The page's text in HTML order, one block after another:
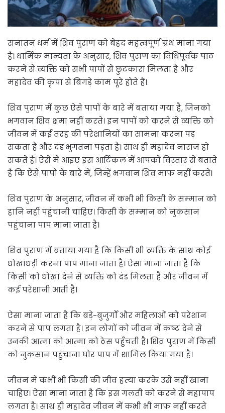
सनातन धर्म में शिव पुराण को बेहद महत्वपूर्ण ग्रंथ माना गया
है। धार्मिक मान्यता के अनुसार, शिव पुराण का विधिपूर्वक पाठ
करने से व्यक्ति को सभी पापों से छुटकारा मिलता है और
महादेव की कृपा से बिगड़े काम पूरे होते हैं।
शिव पुराण में कुछ ऐसे पापों के बारे में बताया गया है, जिनको
भगवान शिव क्षमा नहीं करते। इन पापों को करने से व्यक्ति को
जीवन में कई तरह की परेशानियों का सामना करना पड़
सकता है और दंड भुगतना पड़ता है। साथ ही महादेव नाराज हो
सकते हैं। ऐसे में आइए इस आर्टिकल में आपको विस्तार से बताते
हैं कि ऐसे पापों के बारे में, जिन्हें भगवान शिव माफ नहीं करते।
शिव पुराण के अनुसार, जीवन में कभी भी किसी के सम्‍मान को
हानि नहीं पहुंचानी चाहिए। किसी के सम्‍मान को नुकसान
पहुंचाना पाप माना जाता है।
शिव पुराण में बताया गया है कि किसी भी व्यक्ति के साथ कोई
धोखाधड़ी करना पाप माना जाता है। ऐसा माना जाता है कि
किसी को धोखा देने से व्यक्ति को दंड मिलता है और जीवन में
कई परेशानी आती है।
ऐसा माना जाता है कि बड़े-बुजुर्गों और महिलाओं को परेशान
करने से पाप लगता है। इन लोगों को जीवन में कष्‍ट देने से
उनकी आत्मा को आत्‍मा को ठेस पहुँचती है। शिव पुराण में किसी
को नुकसान पहुंचाना घोर पाप में शामिल किया गया है।
जीवन में कभी भी किसी की जीव हत्‍या करके उसे नहीं खाना
चाहिए। ऐसा माना जाता है कि इस गलती को करने से महापाप
लगता है। साथ ही महादेव जीवन में कभी भी माफ नहीं करते